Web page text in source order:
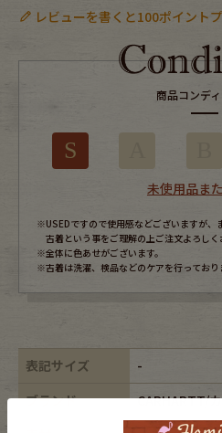
レビューを書くと100ポイント
商品コンデ
S
未使用品ま
※USEDですので使用感などございますが、
古着という事をご理解の上ご注文よろしく
※全体に色あせがございます。
※古着は洗濯、検品などのケアを行っており
表記サイズ
-
ブランド
CARHARTT/